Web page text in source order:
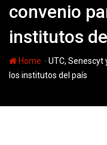
convenio
institutos
Home -UTC, Senescyt
los institutos del país